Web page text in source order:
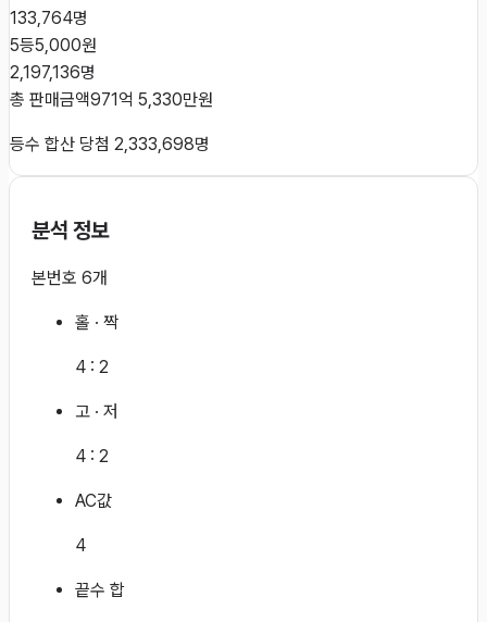
133,764명
5등5,000원
2,197,136명
총 판매금액971억 5,330만원
등수 합산 당첨 2,333,698명
분석 정보
본번호 6개
홀 · 짝
4 : 2
고 · 저
4 : 2
AC값
4
끝수 합